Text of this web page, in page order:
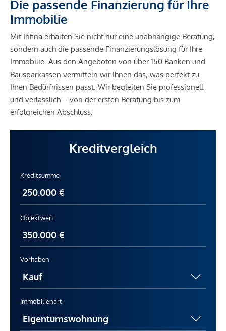
Die passende Finanzierung für Ihre
Immobilie
Mit Infina erhalten Sie nicht nur eine unabhängige Beratung,
sondern auch die passende Finanzierungslösung für Ihre
Immobilie. Aus den Angeboten von über 150 Banken und
Bausparkassen vermitteln wir Ihnen das, was perfekt zu
Ihren Bedürfnissen passt. Wir begleiten Sie professionell
und verlässlich – von der ersten Beratung bis zum
erfolgreichen Abschluss.
Kreditvergleich
Kreditsumme
Objektwert
Vorhaben
Immobilienart